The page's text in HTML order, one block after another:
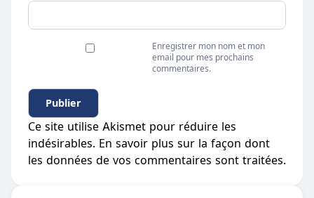
Enregistrer mon nom et mon
email pour mes prochains
commentaires.
Ce site utilise Akismet pour réduire les
indésirables. En savoir plus sur la façon dont
les données de vos commentaires sont traitées.